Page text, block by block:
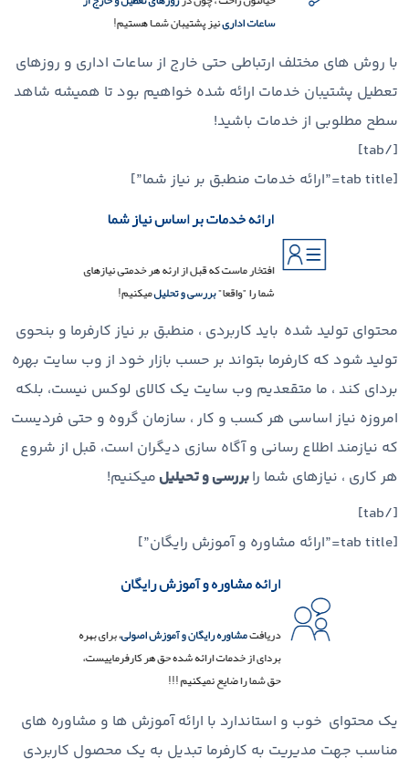
با روش های مختلف ارتباطی حتی خارج از ساعات اداری و روزهای
تعطیل پشتیبان خدمات ارائه شده خواهیم بود تا همیشه شاهد
سطح مطلوبی از خدمات باشید!
[/tab]
[tab title=”ارائه خدمات منطبق بر نیاز شما”]
محتوای تولید شده باید کاربردی ، منطبق بر نیاز کارفرما و بنحوی
تولید شود که کارفرما بتواند بر حسب بازار خود از وب سایت بهره
بردای کند ، ما متقعدیم وب سایت یک کالای لوکس نیست، بلکه
امروزه نیاز اساسی هر کسب و کار ، سازمان گروه و حتی فردیست
که نیازمند اطلاع رسانی و آگاه سازی دیگران است، قبل از شروع
هر کاری ، نیازهای شما رابررسی و تحیلیل میکنیم!
[/tab]
[tab title=”ارائه مشاوره و آموزش رایگان”]
یک محتوای خوب و استاندارد با ارائه آموزش ها و مشاوره های
مناسب جهت مدیریت به کارفرما تبدیل به یک محصول کاربردی